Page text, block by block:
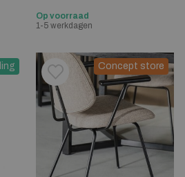
Op voorraad
1-5 werkdagen
Concept store
Toevoegen aan
Verwijderen van verlanglijst